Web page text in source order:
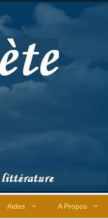
Aides A Propos